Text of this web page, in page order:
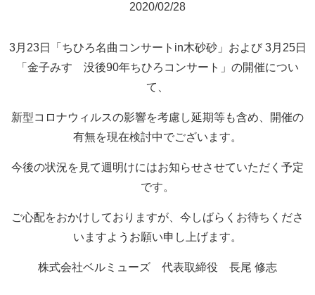
2020/02/28
3月23日「ちひろ名曲コンサートin木砂砂」および 3月25日
「金子みすゞ没後90年ちひろコンサート」の開催につい
て、
新型コロナウィルスの影響を考慮し延期等も含め、開催の
有無を現在検討中でございます。
今後の状況を見て週明けにはお知らせさせていただく予定
です。
ご心配をおかけしておりますが、今しばらくお待ちくださ
いますようお願い申し上げます。
株式会社ベルミューズ 代表取締役 長尾 修志